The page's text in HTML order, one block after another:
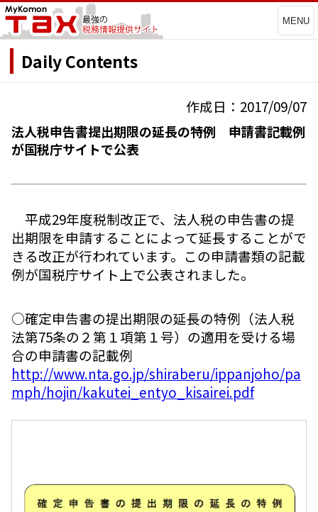
MENU
Daily Contents
作成日：2017/09/07
法人税申告書提出期限の延長の特例 申請書記載例
が国税庁サイトで公表
平成29年度税制改正で、法人税の申告書の提
出期限を申請することによって延長することがで
きる改正が行われています。この申請書類の記載
例が国税庁サイト上で公表されました。
○確定申告書の提出期限の延長の特例（法人税
法第75条の２第１項第１号）の適用を受ける場
合の申請書の記載例
http://www.nta.go.jp/shiraberu/ippanjoho/pa
mph/hojin/kakutei_entyo_kisairei.pdf